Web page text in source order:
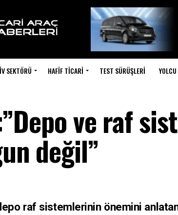
SEKTÖRÜ HAFIF TICARI TEST SÜRÜŞLERI
ve raf
değil”
raf sistemlerinin önemini